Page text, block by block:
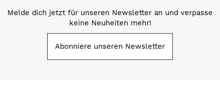
Melde dich jetzt für unseren Newsletter an und verpasse
keine Neuheiten mehr!
Abonniere unseren Newsletter